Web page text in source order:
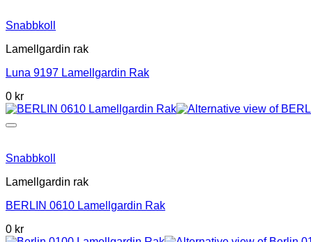
Snabbkoll
Lamellgardin rak
Luna 9197 Lamellgardin Rak
0 kr
Snabbkoll
Lamellgardin rak
BERLIN 0610 Lamellgardin Rak
0 kr